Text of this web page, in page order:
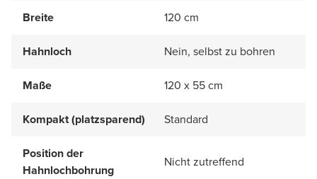
Breite 120 cm
Hahnloch Nein, selbst zu bohren
Maße 120 x 55 cm
Kompakt (platzsparend) Standard
Position der
Hahnlochbohrung
Nicht zutreffend